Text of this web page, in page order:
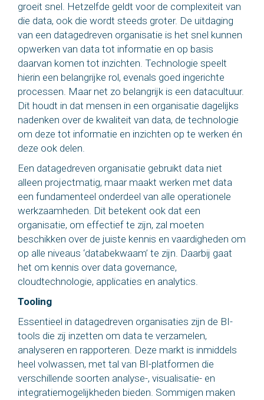
groeit snel. Hetzelfde geldt voor de complexiteit van
die data, ook die wordt steeds groter. De uitdaging
van een datagedreven organisatie is het snel kunnen
opwerken van data tot informatie en op basis
daarvan komen tot inzichten. Technologie speelt
hierin een belangrijke rol, evenals goed ingerichte
processen. Maar net zo belangrijk is een datacultuur.
Dit houdt in dat mensen in een organisatie dagelijks
nadenken over de kwaliteit van data, de technologie
om deze tot informatie en inzichten op te werken én
deze ook delen.
Een datagedreven organisatie gebruikt data niet
alleen projectmatig, maar maakt werken met data
een fundamenteel onderdeel van alle operationele
werkzaamheden. Dit betekent ook dat een
organisatie, om effectief te zijn, zal moeten
beschikken over de juiste kennis en vaardigheden om
op alle niveaus ‘databekwaam’ te zijn. Daarbij gaat
het om kennis over data governance,
cloudtechnologie, applicaties en analytics.
Tooling
Essentieel in datagedreven organisaties zijn de BI-
tools die zij inzetten om data te verzamelen,
analyseren en rapporteren. Deze markt is inmiddels
heel volwassen, met tal van BI-platformen die
verschillende soorten analyse-, visualisatie- en
integratiemogelijkheden bieden. Sommigen maken